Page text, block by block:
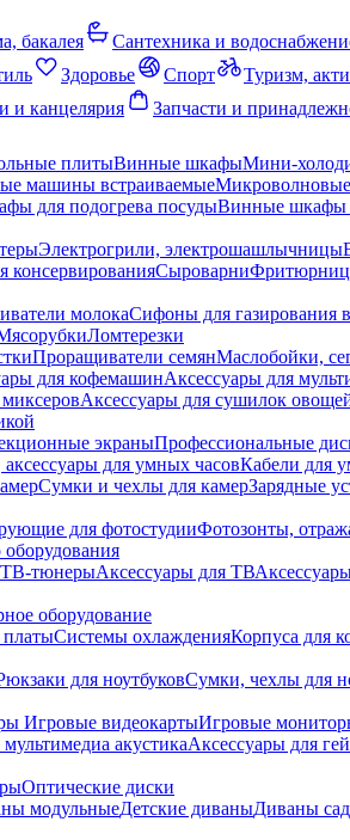
бакалея Сантехника и
Здоровье Спорт Туризм,
и канцелярия Запчасти и
плитыВинные шкафыМини-
машины встраиваемые
для подогрева посудыВинные шкафы
Электрогрили, электрошашлычницы
консервированияСыроварни
молокаСифоны для газирования
Ломтерезки
Проращиватели семянМаслобойки,
для кофемашинАксессуары для
Аксессуары для сушилок
экраныПрофессиональные
для умных часовКабели для
Сумки и чехлы для камерЗарядные
для фотостудииФотозонты,
ТВ-тюнерыАксессуары для ТВ
оборудование
Системы охлажденияКорпуса для
для ноутбуковСумки, чехлы для
Игровые видеокартыИгровые
акустикаАксессуары для
Оптические диски
модульныеДетские диваныДиваны